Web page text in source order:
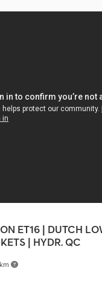
ET16 | DUTCH
| HYDR. QC